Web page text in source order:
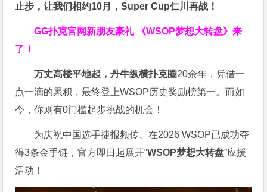
止步，让我们相约10月，Super Cup仁川再战！
GG扑克官网新朋友豪礼
《WSOP梦想大转盘》来
了！
万丈高楼平地起，丹牛纵横扑克圈20余年，凭借一
点一滴的累积，最终登上WSOP历史奖励榜第一。而如
今，你则有0门槛起步挑战的机会！
为庆祝中国选手捷报频传、在2026 WSOP已成功夺
得3条金手链，官方即日起展开“WSOP梦想大转盘”应援
活动！